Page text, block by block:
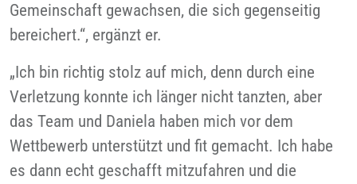
Gemeinschaft gewachsen, die sich gegenseitig
bereichert.“, ergänzt er.
„Ich bin richtig stolz auf mich, denn durch eine
Verletzung konnte ich länger nicht tanzten, aber
das Team und Daniela haben mich vor dem
Wettbewerb unterstützt und fit gemacht. Ich habe
es dann echt geschafft mitzufahren und die